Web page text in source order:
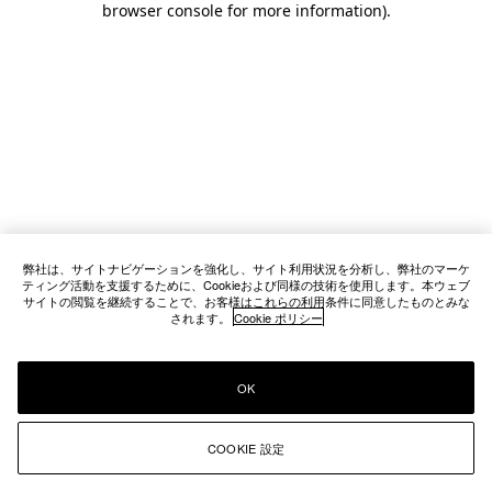
browser console for more information).
弊社は、サイトナビゲーションを強化し、サイト利用状況を分析し、弊社のマーケ
ティング活動を支援するために、Cookieおよび同様の技術を使用します。本ウェブ
サイトの閲覧を継続することで、お客様はこれらの利用条件に同意したものとみな
されます。 Cookie ポリシー
COOKIE 設定
OK